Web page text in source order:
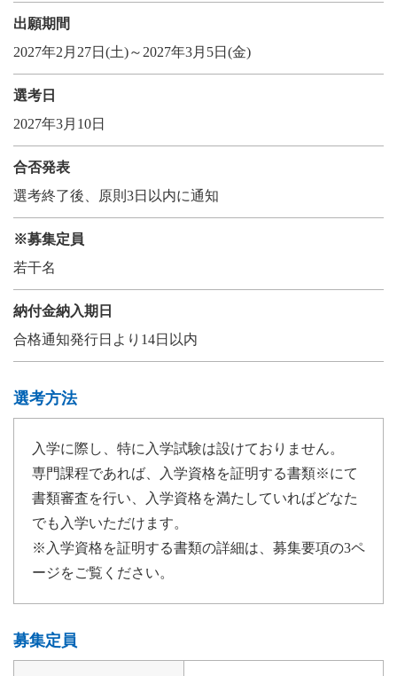
出願期間
2027年2月27日(土)～2027年3月5日(金)
選考日
2027年3月10日
合否発表
選考終了後、原則3日以内に通知
※募集定員
若干名
納付金納入期日
合格通知発行日より14日以内
選考方法
入学に際し、特に入学試験は設けておりません。
専門課程であれば、入学資格を証明する書類※にて
書類審査を行い、入学資格を満たしていればどなた
でも入学いただけます。
※入学資格を証明する書類の詳細は、募集要項の3ペ
ージをご覧ください。
募集定員